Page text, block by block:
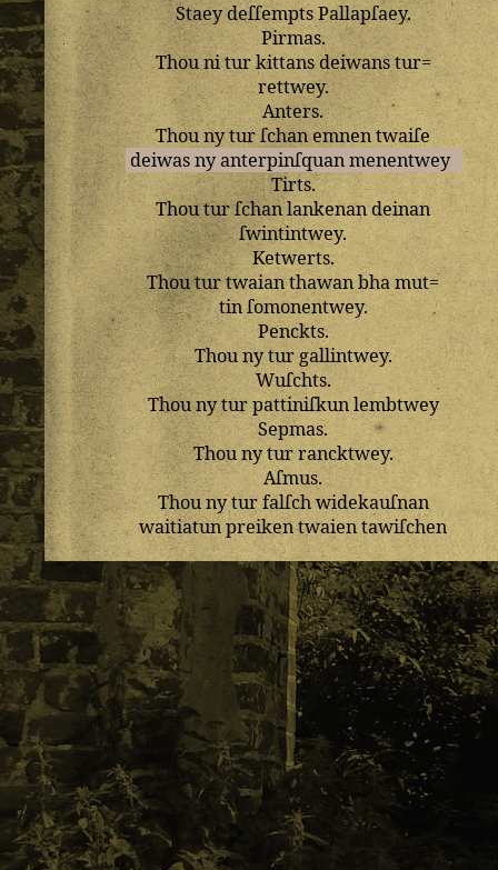
StaeydeſſemptsPallapſaey.
Pirmas.
Thouniturkittansdeiwanstur=
rettwey.
Anters.
Thou nytur ſchanemnentwaiſe
deiwas nyanterpinſquan menentwey
Tirts.
Thouturſchanlankenandeinan
ſwintintwey.
Ketwerts.
Thouturtwaianthawanbhamut=
tinſomonentwey.
Penckts.
Thounytur gallintwey.
Wuſchts.
Thounyturpattiniſkunlembtwey
Sepmas.
Thounyturrancktwey.
Aſmus.
Thounyturfalſchwidekauſnan
waitiatun preikentwaientawiſchen